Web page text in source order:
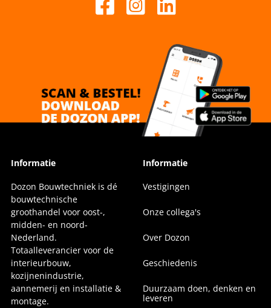
Informatie
Dozon Bouwtechniek is dé
bouwtechnische
groothandel voor oost-,
midden- en noord-
Nederland.
Totaalleverancier voor de
interieurbouw,
kozijnenindustrie,
aannemerij en installatie &
montage.
Informatie
Vestigingen
Onze collega's
Over Dozon
Geschiedenis
Duurzaam doen, denken en
leveren